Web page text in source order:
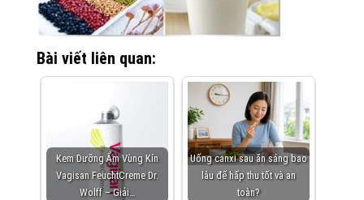
Bài viết liên quan:
Kem Dưỡng Ẩm Vùng Kín
Vagisan FeuchtCreme Dr.
Wolff – Giải…
Uống canxi sau ăn sáng bao
lâu để hấp thu tốt và an
toàn?